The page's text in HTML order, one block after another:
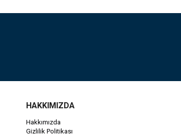
HAKKIMIZDA
Hakkımızda
Gizlilik Politikası